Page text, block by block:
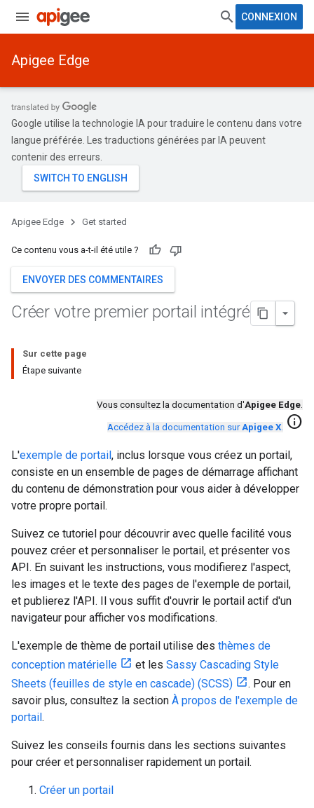
CONNEXION
Apigee Edge
Google utilise la technologie IA pour traduire le contenu dans votre
langue préférée. Les traductions générées par IA peuvent
contenir des erreurs.
Apigee Edge Get started
Ce contenu vous a-t-il été utile ?
ENVOYER DES COMMENTAIRES
Créer votre premier portail intégré
Sur cette page
Étape suivante
Vous consultez la documentation d'Apigee Edge.
Accédez à la documentation surApigee X. info
L'exemple de portail, inclus lorsque vous créez un portail,
consiste en un ensemble de pages de démarrage affichant
du contenu de démonstration pour vous aider à développer
votre propre portail.
Suivez ce tutoriel pour découvrir avec quelle facilité vous
pouvez créer et personnaliser le portail, et présenter vos
API. En suivant les instructions, vous modifierez l'aspect,
les images et le texte des pages de l'exemple de portail,
et publierez l'API. Il vous suffit d'ouvrir le portail actif d'un
navigateur pour afficher vos modifications.
L'exemple de thème de portail utilise des thèmes de
conception matérielle
et les Sassy Cascading Style
Sheets (feuilles de style en cascade) (SCSS)
. Pour en
savoir plus, consultez la section À propos de l'exemple de
portail.
Suivez les conseils fournis dans les sections suivantes
pour créer et personnaliser rapidement un portail.
Créer un portail